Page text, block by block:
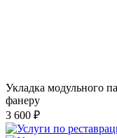
Укладка модульного
фанеру
3 600 ₽